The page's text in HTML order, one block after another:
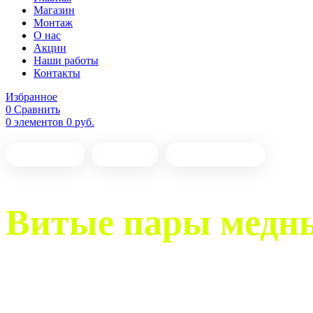
Магазин
Монтаж
О нас
Акции
Наши работы
Контакты
Избранное
0 Сравнить
0 элементов 0 руб.
Витые пары